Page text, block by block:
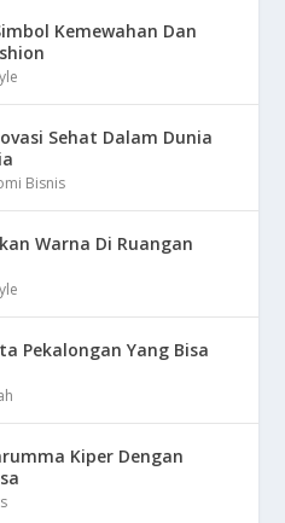
Kemewahan Dan
Sehat Dalam Dunia
Bisnis
Warna Di Ruangan
Pekalongan Yang Bisa
Kiper Dengan